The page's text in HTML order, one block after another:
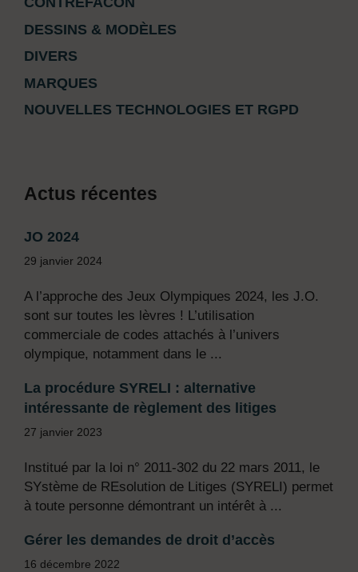
DESSINS & MODÈLES
DIVERS
MARQUES
NOUVELLES TECHNOLOGIES ET RGPD
Actus récentes
JO 2024
29 janvier 2024
A l’approche des Jeux Olympiques 2024, les J.O.
sont sur toutes les lèvres ! L’utilisation
commerciale de codes attachés à l’univers
olympique, notamment dans le ...
La procédure SYRELI : alternative
intéressante de règlement des litiges
27 janvier 2023
Institué par la loi n° 2011-302 du 22 mars 2011, le
SYstème de REsolution de Litiges (SYRELI) permet
à toute personne démontrant un intérêt à ...
Gérer les demandes de droit d’accès
16 décembre 2022